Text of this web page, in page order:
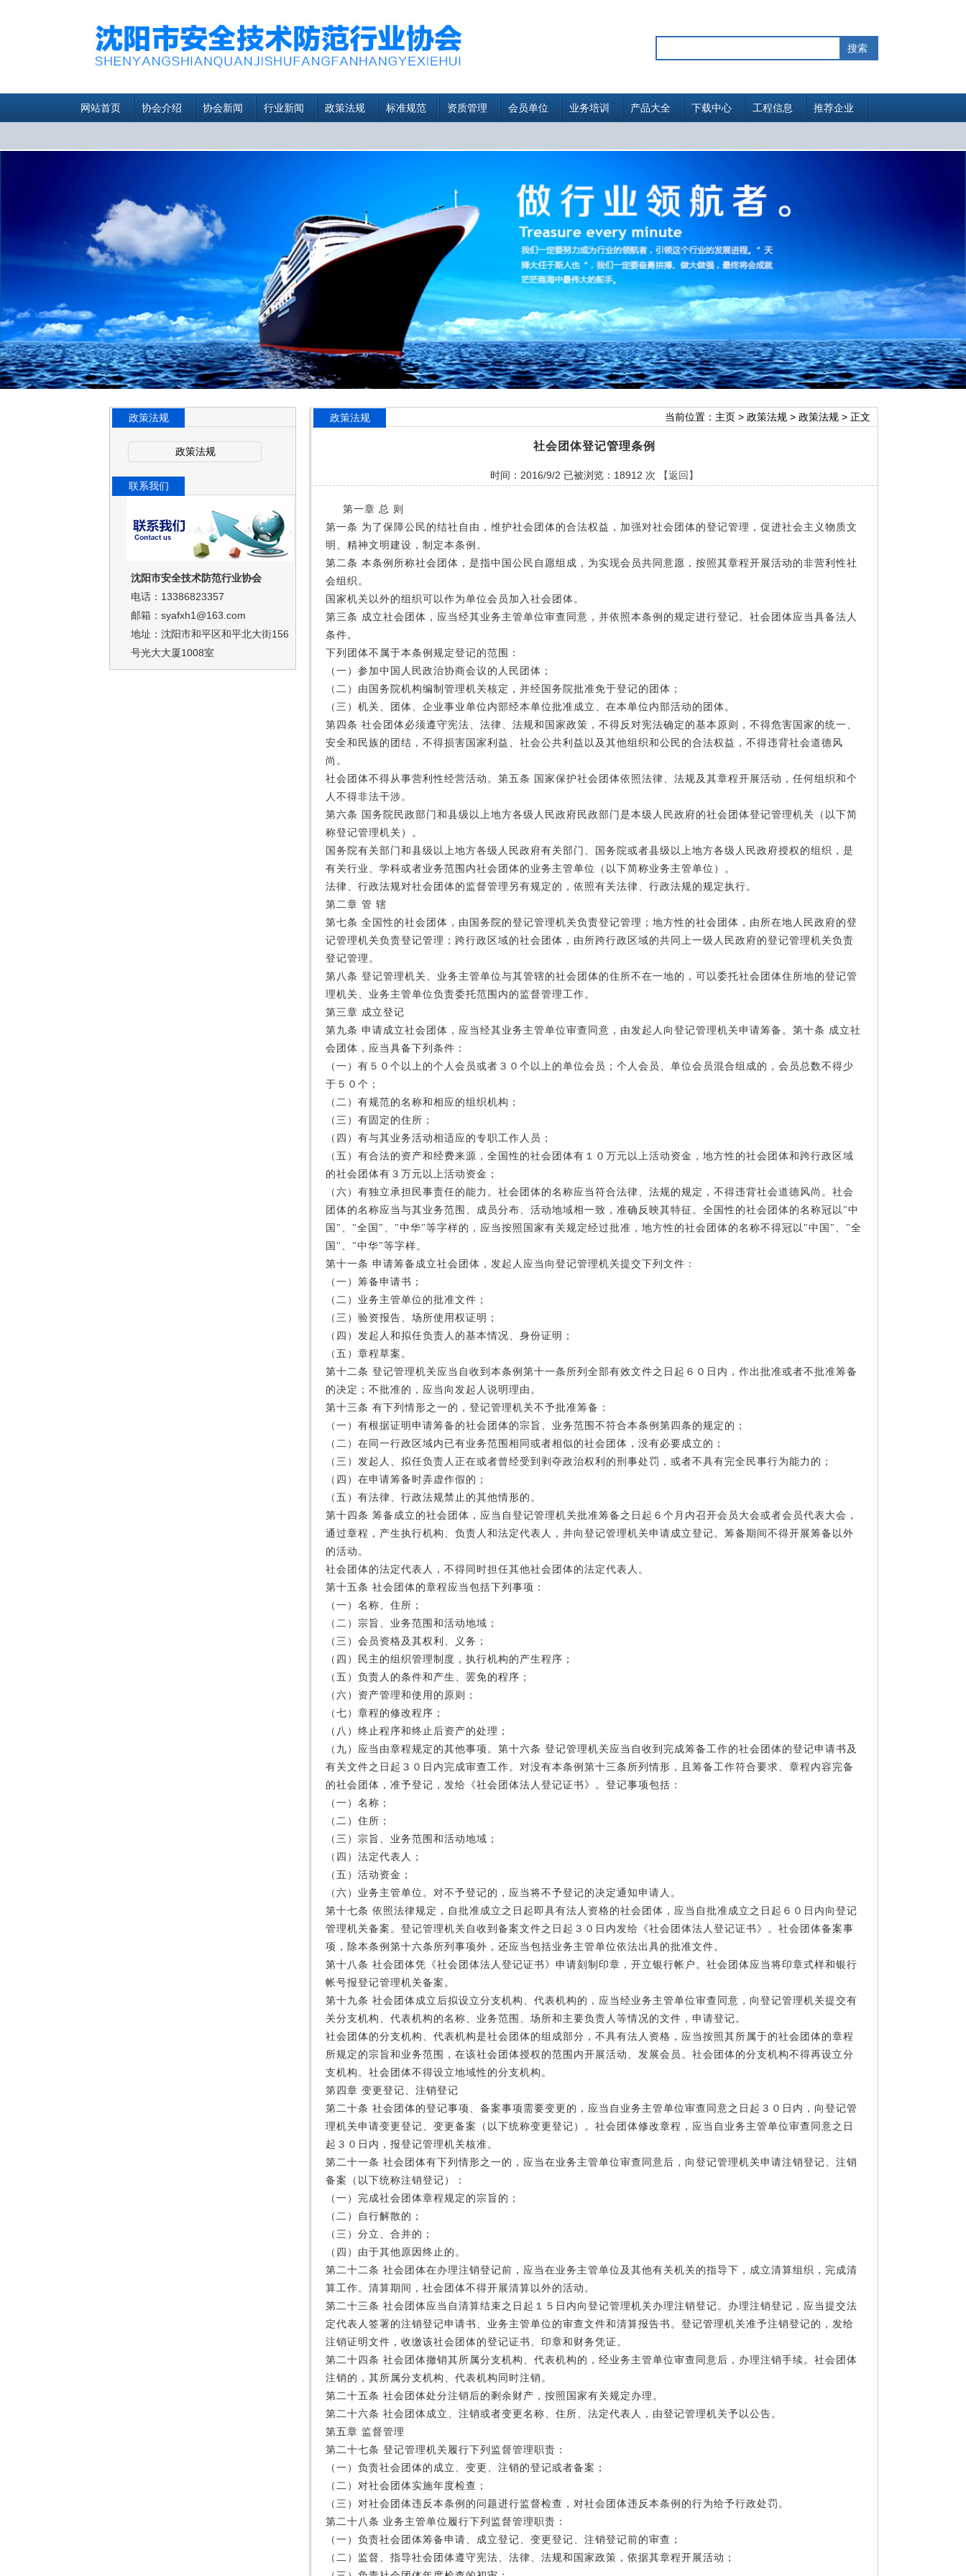
网站首页 协会介绍 协会新闻 行业新闻 政策法规 标准规范 资质管理 会员单位 业务培训 产品大全 下载中心 工程信息 推荐企业
政策法规
政策法规
联系我们
沈阳市安全技术防范行业协会
电话：13386823357
邮箱：syafxh1@163.com
地址：沈阳市和平区和平北大街156
号光大大厦1008室
当前位置： 主页 > 政策法规 > 政策法规 > 正文
政策法规
社会团体登记管理条例
时间：2016/9/2 已被浏览：18912 次 【返回】
第一章 总 则
第一条 为了保障公民的结社自由，维护社会团体的合法权益，加强对社会团体的登记管理，促进社会主义物质文
明、精神文明建设，制定本条例。
第二条 本条例所称社会团体，是指中国公民自愿组成，为实现会员共同意愿，按照其章程开展活动的非营利性社
会组织。
国家机关以外的组织可以作为单位会员加入社会团体。
第三条 成立社会团体，应当经其业务主管单位审查同意，并依照本条例的规定进行登记。社会团体应当具备法人
条件。
下列团体不属于本条例规定登记的范围：
（一）参加中国人民政治协商会议的人民团体；
（二）由国务院机构编制管理机关核定，并经国务院批准免于登记的团体；
（三）机关、团体、企业事业单位内部经本单位批准成立、在本单位内部活动的团体。
第四条 社会团体必须遵守宪法、法律、法规和国家政策，不得反对宪法确定的基本原则，不得危害国家的统一、
安全和民族的团结，不得损害国家利益、社会公共利益以及其他组织和公民的合法权益，不得违背社会道德风
尚。
社会团体不得从事营利性经营活动。第五条 国家保护社会团体依照法律、法规及其章程开展活动，任何组织和个
人不得非法干涉。
第六条 国务院民政部门和县级以上地方各级人民政府民政部门是本级人民政府的社会团体登记管理机关（以下简
称登记管理机关）。
国务院有关部门和县级以上地方各级人民政府有关部门、国务院或者县级以上地方各级人民政府授权的组织，是
有关行业、学科或者业务范围内社会团体的业务主管单位（以下简称业务主管单位）。
法律、行政法规对社会团体的监督管理另有规定的，依照有关法律、行政法规的规定执行。
第二章 管 辖
第七条 全国性的社会团体，由国务院的登记管理机关负责登记管理；地方性的社会团体，由所在地人民政府的登
记管理机关负责登记管理；跨行政区域的社会团体，由所跨行政区域的共同上一级人民政府的登记管理机关负责
登记管理。
第八条 登记管理机关、业务主管单位与其管辖的社会团体的住所不在一地的，可以委托社会团体住所地的登记管
理机关、业务主管单位负责委托范围内的监督管理工作。
第三章 成立登记
第九条 申请成立社会团体，应当经其业务主管单位审查同意，由发起人向登记管理机关申请筹备。第十条 成立社
会团体，应当具备下列条件：
（一）有５０个以上的个人会员或者３０个以上的单位会员；个人会员、单位会员混合组成的，会员总数不得少
于５０个；
（二）有规范的名称和相应的组织机构；
（三）有固定的住所；
（四）有与其业务活动相适应的专职工作人员；
（五）有合法的资产和经费来源，全国性的社会团体有１０万元以上活动资金，地方性的社会团体和跨行政区域
的社会团体有３万元以上活动资金；
（六）有独立承担民事责任的能力。社会团体的名称应当符合法律、法规的规定，不得违背社会道德风尚。社会
团体的名称应当与其业务范围、成员分布、活动地域相一致，准确反映其特征。全国性的社会团体的名称冠以"中
国"、"全国"、"中华"等字样的，应当按照国家有关规定经过批准，地方性的社会团体的名称不得冠以"中国"、"全
国"、"中华"等字样。
第十一条 申请筹备成立社会团体，发起人应当向登记管理机关提交下列文件：
（一）筹备申请书；
（二）业务主管单位的批准文件；
（三）验资报告、场所使用权证明；
（四）发起人和拟任负责人的基本情况、身份证明；
（五）章程草案。
第十二条 登记管理机关应当自收到本条例第十一条所列全部有效文件之日起６０日内，作出批准或者不批准筹备
的决定；不批准的，应当向发起人说明理由。
第十三条 有下列情形之一的，登记管理机关不予批准筹备：
（一）有根据证明申请筹备的社会团体的宗旨、业务范围不符合本条例第四条的规定的；
（二）在同一行政区域内已有业务范围相同或者相似的社会团体，没有必要成立的；
（三）发起人、拟任负责人正在或者曾经受到剥夺政治权利的刑事处罚，或者不具有完全民事行为能力的；
（四）在申请筹备时弄虚作假的；
（五）有法律、行政法规禁止的其他情形的。
第十四条 筹备成立的社会团体，应当自登记管理机关批准筹备之日起６个月内召开会员大会或者会员代表大会，
通过章程，产生执行机构、负责人和法定代表人，并向登记管理机关申请成立登记。筹备期间不得开展筹备以外
的活动。
社会团体的法定代表人，不得同时担任其他社会团体的法定代表人。
第十五条 社会团体的章程应当包括下列事项：
（一）名称、住所；
（二）宗旨、业务范围和活动地域；
（三）会员资格及其权利、义务；
（四）民主的组织管理制度，执行机构的产生程序；
（五）负责人的条件和产生、罢免的程序；
（六）资产管理和使用的原则；
（七）章程的修改程序；
（八）终止程序和终止后资产的处理；
（九）应当由章程规定的其他事项。第十六条 登记管理机关应当自收到完成筹备工作的社会团体的登记申请书及
有关文件之日起３０日内完成审查工作。对没有本条例第十三条所列情形，且筹备工作符合要求、章程内容完备
的社会团体，准予登记，发给《社会团体法人登记证书》。登记事项包括：
（一）名称；
（二）住所；
（三）宗旨、业务范围和活动地域；
（四）法定代表人；
（五）活动资金；
（六）业务主管单位。对不予登记的，应当将不予登记的决定通知申请人。
第十七条 依照法律规定，自批准成立之日起即具有法人资格的社会团体，应当自批准成立之日起６０日内向登记
管理机关备案。登记管理机关自收到备案文件之日起３０日内发给《社会团体法人登记证书》。社会团体备案事
项，除本条例第十六条所列事项外，还应当包括业务主管单位依法出具的批准文件。
第十八条 社会团体凭《社会团体法人登记证书》申请刻制印章，开立银行帐户。社会团体应当将印章式样和银行
帐号报登记管理机关备案。
第十九条 社会团体成立后拟设立分支机构、代表机构的，应当经业务主管单位审查同意，向登记管理机关提交有
关分支机构、代表机构的名称、业务范围、场所和主要负责人等情况的文件，申请登记。
社会团体的分支机构、代表机构是社会团体的组成部分，不具有法人资格，应当按照其所属于的社会团体的章程
所规定的宗旨和业务范围，在该社会团体授权的范围内开展活动、发展会员。社会团体的分支机构不得再设立分
支机构。社会团体不得设立地域性的分支机构。
第四章 变更登记、注销登记
第二十条 社会团体的登记事项、备案事项需要变更的，应当自业务主管单位审查同意之日起３０日内，向登记管
理机关申请变更登记、变更备案（以下统称变更登记）。社会团体修改章程，应当自业务主管单位审查同意之日
起３０日内，报登记管理机关核准。
第二十一条 社会团体有下列情形之一的，应当在业务主管单位审查同意后，向登记管理机关申请注销登记、注销
备案（以下统称注销登记）：
（一）完成社会团体章程规定的宗旨的；
（二）自行解散的；
（三）分立、合并的；
（四）由于其他原因终止的。
第二十二条 社会团体在办理注销登记前，应当在业务主管单位及其他有关机关的指导下，成立清算组织，完成清
算工作。清算期间，社会团体不得开展清算以外的活动。
第二十三条 社会团体应当自清算结束之日起１５日内向登记管理机关办理注销登记。办理注销登记，应当提交法
定代表人签署的注销登记申请书、业务主管单位的审查文件和清算报告书。登记管理机关准予注销登记的，发给
注销证明文件，收缴该社会团体的登记证书、印章和财务凭证。
第二十四条 社会团体撤销其所属分支机构、代表机构的，经业务主管单位审查同意后，办理注销手续。社会团体
注销的，其所属分支机构、代表机构同时注销。
第二十五条 社会团体处分注销后的剩余财产，按照国家有关规定办理。
第二十六条 社会团体成立、注销或者变更名称、住所、法定代表人，由登记管理机关予以公告。
第五章 监督管理
第二十七条 登记管理机关履行下列监督管理职责：
（一）负责社会团体的成立、变更、注销的登记或者备案；
（二）对社会团体实施年度检查；
（三）对社会团体违反本条例的问题进行监督检查，对社会团体违反本条例的行为给予行政处罚。
第二十八条 业务主管单位履行下列监督管理职责：
（一）负责社会团体筹备申请、成立登记、变更登记、注销登记前的审查；
（二）监督、指导社会团体遵守宪法、法律、法规和国家政策，依据其章程开展活动；